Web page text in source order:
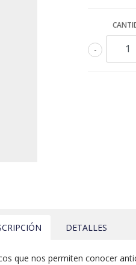
-
DETALLES
que nos permiten conocer